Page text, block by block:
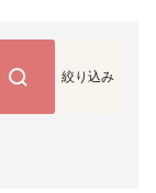
絞り込み